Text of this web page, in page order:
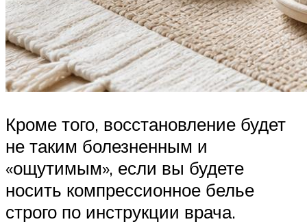
Кроме того, восстановление будет
не таким болезненным и
«ощутимым», если вы будете
носить компрессионное белье
строго по инструкции врача.